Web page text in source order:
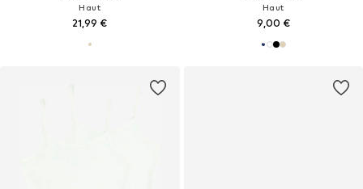
Haut
21,99 €
Haut
9,00 €